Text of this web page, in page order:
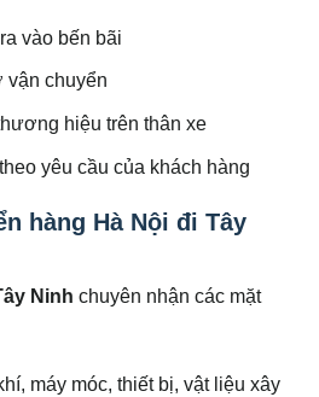
vào bến bãi
vận chuyển
hiệu trên thân xe
yêu cầu của khách hàng
hàng Hà Nội đi Tây
Ninh chuyên nhận các mặt
máy móc, thiết bị, vật liệu xây